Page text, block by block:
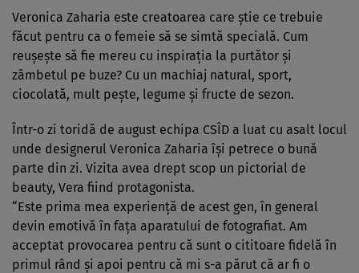
Veronica Zaharia este creatoarea care ştie ce trebuie
făcut pentru ca o femeie să se simtă specială. Cum
reuşeşte să fie mereu cu inspiraţia la purtător şi
zâmbetul pe buze? Cu un machiaj natural, sport,
ciocolată, mult peşte, legume şi fructe de sezon.
Într-o zi toridă de august echipa CSÎD a luat cu asalt locul
unde designerul Veronica Zaharia îşi petrece o bună
parte din zi. Vizita avea drept scop un pictorial de
beauty, Vera fiind protagonista.
“Este prima mea experienţă de acest gen, în general
devin emotivă în faţa aparatului de fotografiat. Am
acceptat provocarea pentru că sunt o cititoare fidelă în
primul rând şi apoi pentru că mi s-a părut că ar fi o